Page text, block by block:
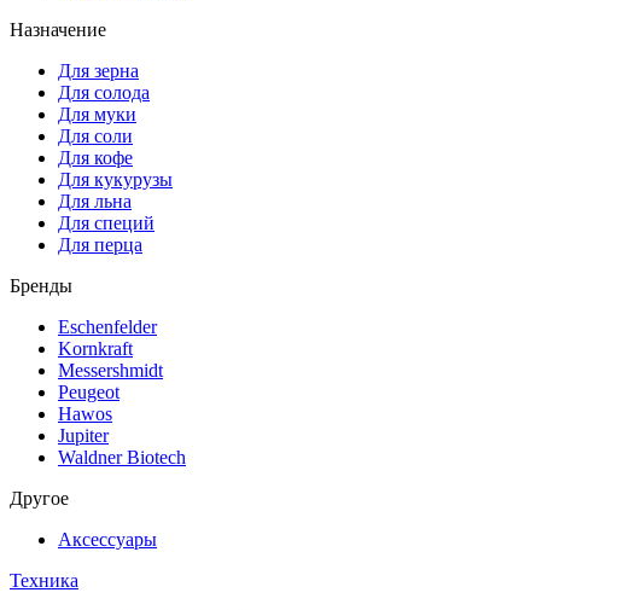
Назначение
Для зерна
Для солода
Для муки
Для соли
Для кофе
Для кукурузы
Для льна
Для специй
Для перца
Бренды
Eschenfelder
Kornkraft
Messershmidt
Peugeot
Hawos
Jupiter
Waldner Biotech
Другое
Аксессуары
Техника